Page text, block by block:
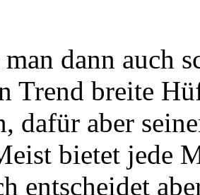
dann auch
Trend breite
dafür aber
bietet jede
entscheidet